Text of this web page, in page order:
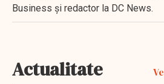
Business şi redactor la DC News.
Actualitate